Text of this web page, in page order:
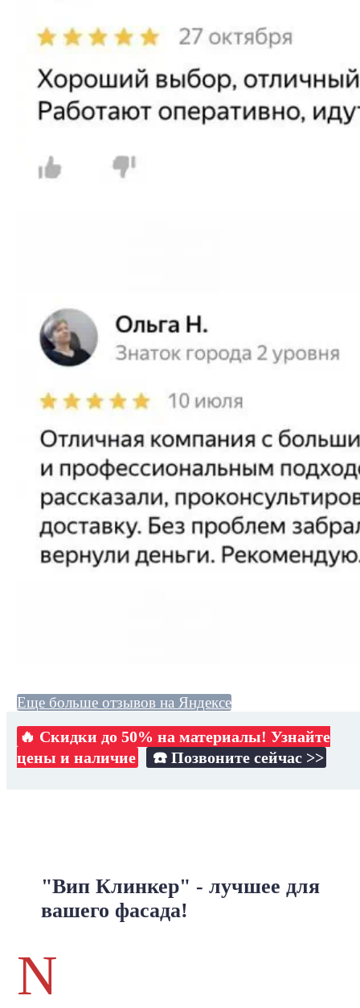
Еще больше отзывов на Яндексе
🔥 Скидки до 50% на материалы! Узнайте
цены и наличие
☎️ Позвоните сейчас >>
"Вип Клинкер" - лучшее для
вашего фасада!
N